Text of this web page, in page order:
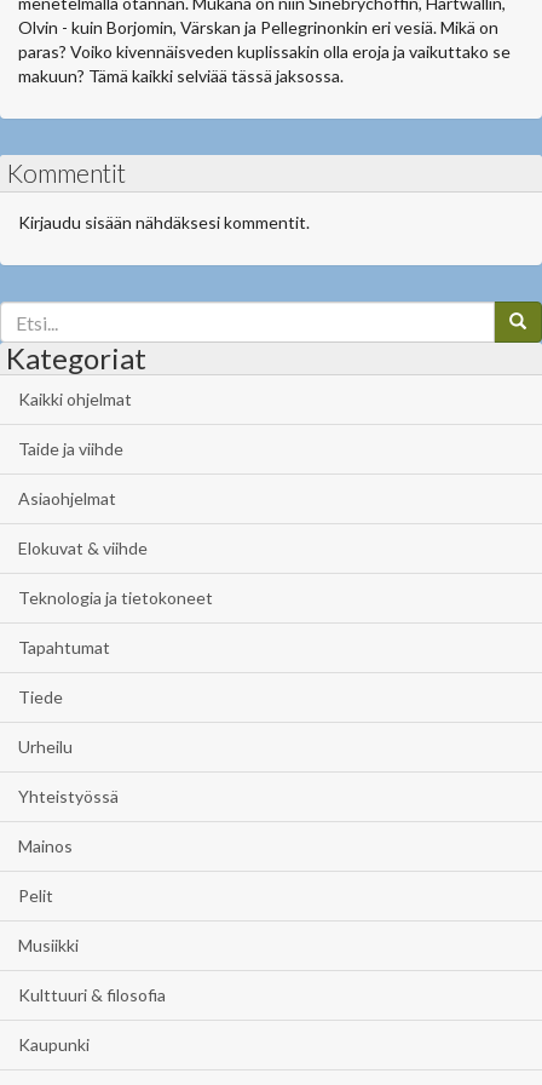
Olvin - kuin Borjomin, Värskan ja Pellegrinonkin eri vesiä. Mikä on
paras? Voiko kivennäisveden kuplissakin olla eroja ja vaikuttako se
makuun? Tämä kaikki selviää tässä jaksossa.
Kommentit
Kirjaudu sisään nähdäksesi kommentit.
Kategoriat
Kaikki ohjelmat
Taide ja viihde
Asiaohjelmat
Elokuvat & viihde
Teknologia ja tietokoneet
Tapahtumat
Tiede
Urheilu
Yhteistyössä
Mainos
Pelit
Musiikki
Kulttuuri & filosofia
Kaupunki